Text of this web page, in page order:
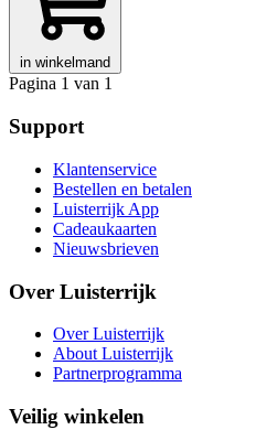
in winkelmand
Pagina 1 van 1
Support
Klantenservice
Bestellen en betalen
Luisterrijk App
Cadeaukaarten
Nieuwsbrieven
Over Luisterrijk
Over Luisterrijk
About Luisterrijk
Partnerprogramma
Veilig winkelen